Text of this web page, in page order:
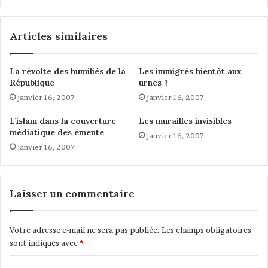
é
a
e
n
t
*
p
a
J
r
ô
A
r
i
s
l
m
?
p
r
b
d
e
Articles similaires
La révolte des humiliés de la
République
janvier 16, 2007
Les immigrés bientôt aux
urnes ?
janvier 16, 2007
L’islam dans la couverture
médiatique des émeute
janvier 16, 2007
Les murailles invisibles
janvier 16, 2007
Laisser un commentaire
Votre adresse e-mail ne sera pas publiée. Les champs obligatoires
sont indiqués avec*